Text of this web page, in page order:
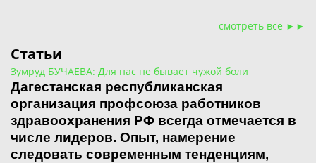
смотреть все ►►
Статьи
Зумруд БУЧАЕВА: Для нас не бывает чужой боли
Дагестанская республиканская
организация профсоюза работников
здравоохранения РФ всегда отмечается в
числе лидеров. Опыт, намерение
следовать современным тенденциям,